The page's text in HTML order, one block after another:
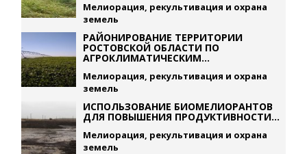
Мелиорация, рекультивация и охрана
земель
РАЙОНИРОВАНИЕ ТЕРРИТОРИИ
РОСТОВСКОЙ ОБЛАСТИ ПО
АГРОКЛИМАТИЧЕСКИМ...
Мелиорация, рекультивация и охрана
земель
ИСПОЛЬЗОВАНИЕ БИОМЕЛИОРАНТОВ
ДЛЯ ПОВЫШЕНИЯ ПРОДУКТИВНОСТИ...
Мелиорация, рекультивация и охрана
земель